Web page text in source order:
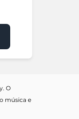
O
música e